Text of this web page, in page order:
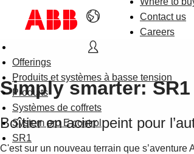
Contact us
Careers
Offerings
Produits et systèmes à basse tension
Produits
Systèmes de coffrets
System pro E control
SR1
Simply smarter: SR1
Boîtier en acier peint pour
C'est sur un nouveau terrain que